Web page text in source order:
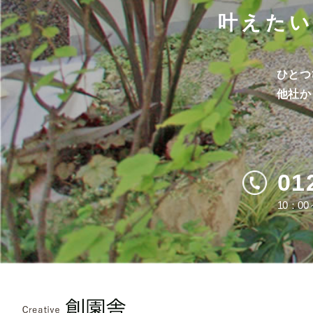
叶えた
ひと
他社
10：00